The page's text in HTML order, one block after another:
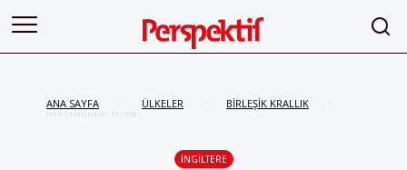
ANA SAYFA ÜLKELER BİRLEŞİK KRALLIK
Irak Savaşındaki Desteği
İNGİLTERE